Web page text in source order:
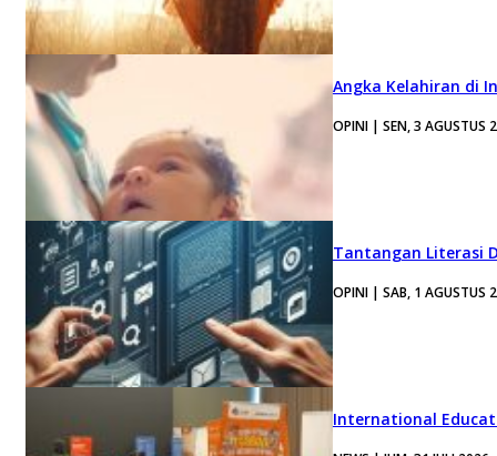
Angka Kelahiran di
OPINI | SEN, 3 AGUSTUS
Tantangan Literasi
OPINI | SAB, 1 AGUSTUS
International